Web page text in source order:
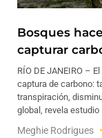
Bosques
capturar
RÍO DE JANEIRO –
captura de carbono:
transpiración,
global, revela estudio
Meghie Rodrigues